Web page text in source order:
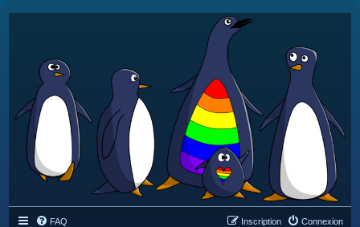
FAQ Connexion
Inscription